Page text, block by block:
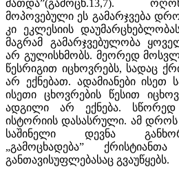
მათდა”(გამოცხ.13,7).
მოპოვებული ეს გამარჯვება
კი ეკლესიის
მაგრამ გამარჯვებულობა
არ გულისხმობს. მეორედ
წესრიგით იცხოვრებს, სადაც
არ ექნებათ. ადამიანები ისეთ
ისეთი ცხოვრების წესით
ადგილი არ ექნება.
ისტორიის დასასრული. ამ დროს
საშინელი დევნა
„გამოცხადება”
განთავისუფლებასაც გვაუწყებს.